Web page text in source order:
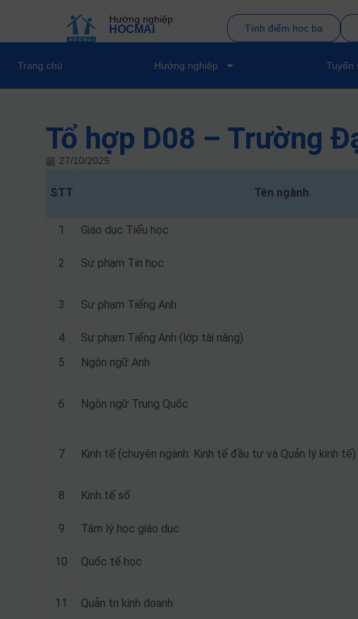
Hướng nghiệp
HOCMAI Tính điểm học bạ
Trang chủ Hướng nghiệp Tuyển
Tổ hợp D08 – Trường
27/10/2025
STT Tên ngành
1
Giáo dục Tiểu học
2 Sư phạm Tin học
3 Sư phạm Tiếng Anh
4
Sư phạm Tiếng Anh (lớp tài năng)
5
Ngôn ngữ Anh
6 Ngôn ngữ Trung Quốc
7 Kinh tế (chuyên ngành: Kinh tế đầu tư và Quản lý kinh tế)
8 Kinh tế số
9 Tâm lý học giáo dục
10 Quốc tế học
11 Quản trị kinh doanh